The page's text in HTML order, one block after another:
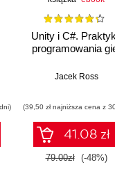
Unity i C#.
programowania
Jacek Ross
(39,50 zł najniższa cena z
41.08 zł
79.00zł (-48%)